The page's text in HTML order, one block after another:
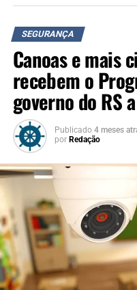
Polícia Civil prende 29
violência doméstica no Rio
NÃO SE ESQUEÇA
Canoas prorroga prazo
motoboys e motofretistas
SEGURANÇA
Canoas e mais
recebem o
governo do RS
Publicado 4 meses
por Redação